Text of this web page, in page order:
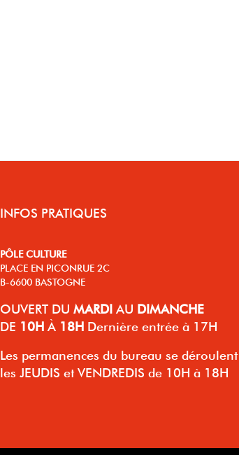
INFOS PRATIQUES
PÔLE CULTURE
PLACE EN PICONRUE 2C
B-6600 BASTOGNE
OUVERT DU MARDI AU DIMANCHE
DE 10H À 18H Dernière entrée à 17H
Les permanences du bureau se déroulent
les JEUDIS et VENDREDIS de 10H à 18H